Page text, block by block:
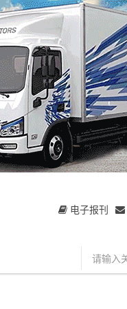
电子报刊